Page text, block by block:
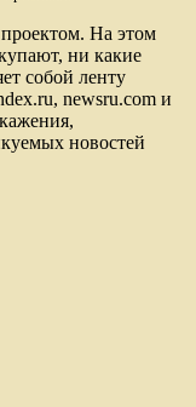
На этом
ни какие
собой ленту
newsru.com и
новостей